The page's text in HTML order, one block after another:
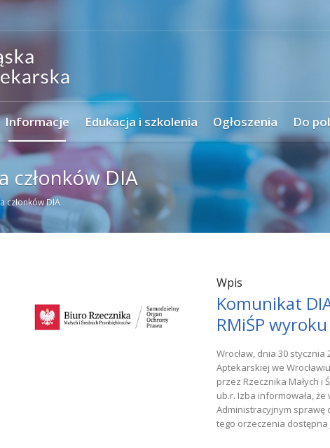
Informacje Edukacja i szkolenia Ogłoszenia Do
członków DIA
członków DIA
Wpis
Komunikat
RMiŚP
Wrocław, dnia 30
Aptekarskiej we
przez Rzecznika Małych
ub.r. Izba informowała,
Administracyjnym sprawę
tego orzeczenia dostępna